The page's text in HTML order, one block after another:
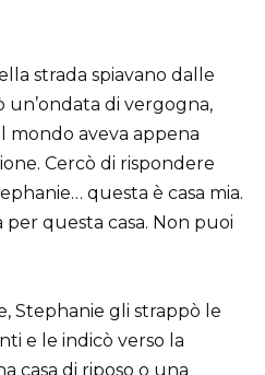
strada spiavano dalle
di vergogna,
mondo aveva appena
Cercò di rispondere
questa è casa mia.
questa casa. Non puoi
Stephanie gli strappò le
e le indicò verso la
casa di riposo o una